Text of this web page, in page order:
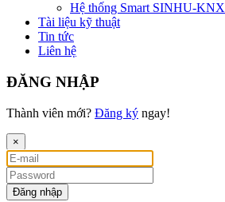
Hệ thống Smart SINHU-KNX
Tài liệu kỹ thuật
Tin tức
Liên hệ
ĐĂNG NHẬP
Thành viên mới? Đăng ký ngay!
×
Đăng nhập